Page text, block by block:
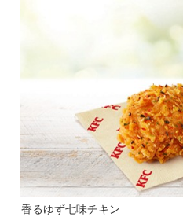
香るゆず七味チキン